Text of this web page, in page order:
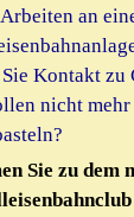
an
Sie Kontakt
nicht
Sie zu